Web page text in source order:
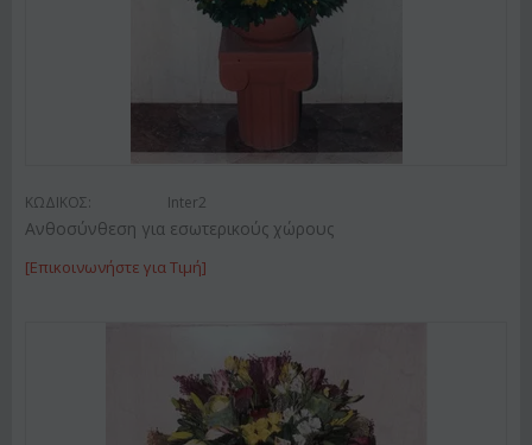
ΚΩΔΙΚΟΣ: Inter2
Ανθοσύνθεση για εσωτερικούς χώρους
[Επικοινωνήστε για Τιμή]